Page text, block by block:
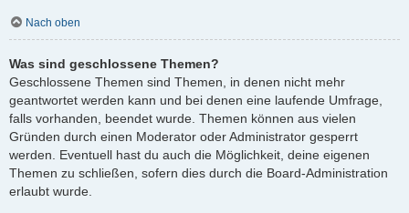
Nach oben
Was sind geschlossene Themen?
Geschlossene Themen sind Themen, in denen nicht mehr
geantwortet werden kann und bei denen eine laufende Umfrage,
falls vorhanden, beendet wurde. Themen können aus vielen
Gründen durch einen Moderator oder Administrator gesperrt
werden. Eventuell hast du auch die Möglichkeit, deine eigenen
Themen zu schließen, sofern dies durch die Board-Administration
erlaubt wurde.